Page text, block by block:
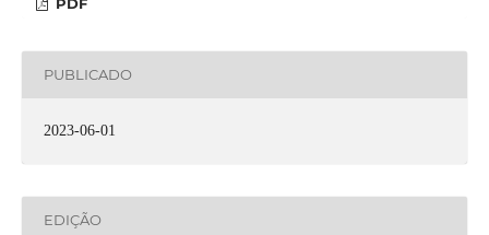
PUBLICADO
2023-06-01
EDIÇÃO